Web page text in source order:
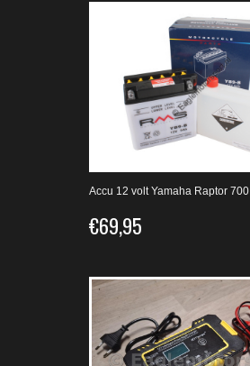
Accu 12 volt Yamaha Raptor 700
€69,95